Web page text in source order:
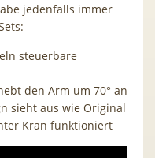
jedenfalls immer
steuerbare
den Arm um 70° an
sieht aus wie Original
Kran funktioniert